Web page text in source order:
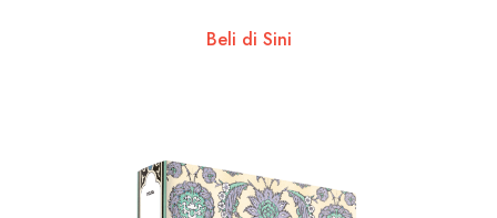
Beli di Sini